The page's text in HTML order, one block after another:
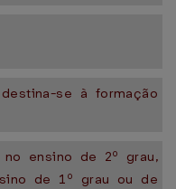
se à formação
no ensino de 2º grau,
de 1º grau ou de